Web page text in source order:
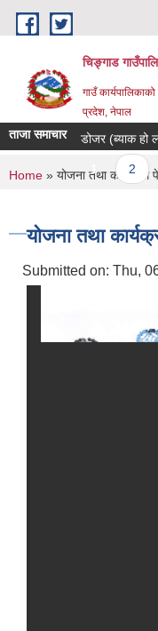
Skip to main content
चिङ्गाड
गाउँ
प्रदेश, नेपाल
ताजा समाचारडोजर (ब्याक हो
Pages
1 2
You are
Home » योजना तथा कार्यक्रम
योजना तथा
Submitted on: Thu,